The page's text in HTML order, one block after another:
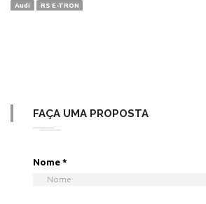
Audi RS E-TRON
FAÇA UMA PROPOSTA
Nome *